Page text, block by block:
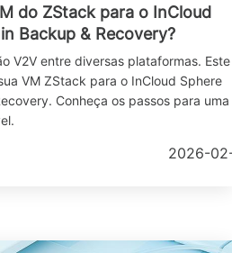
do ZStack para o InCloud
Backup & Recovery?
V2V entre diversas plataformas. Este
VM ZStack para o InCloud Sphere
Conheça os passos para uma
2026-